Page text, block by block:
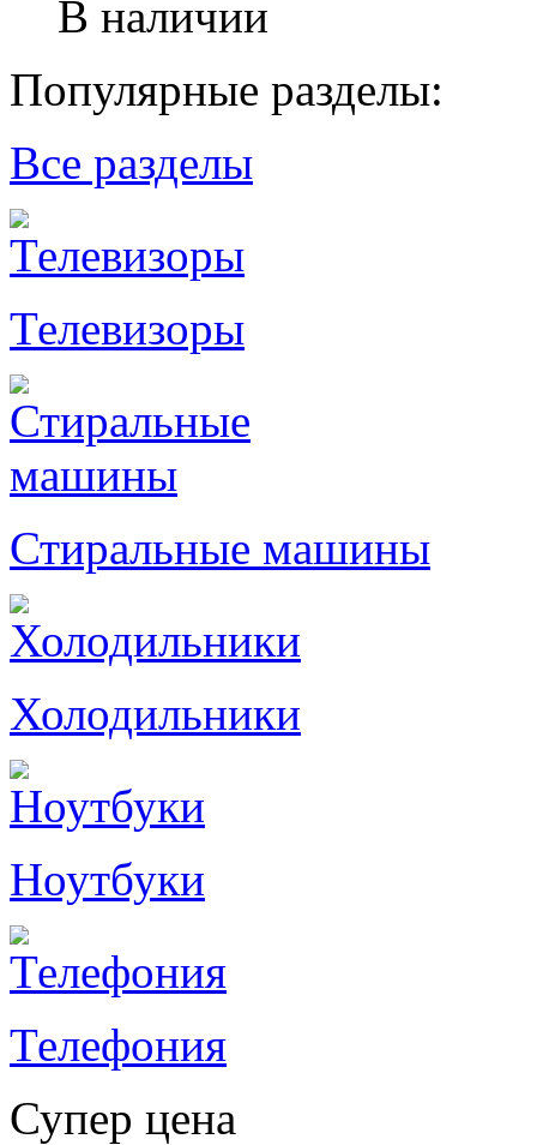
В наличии
Популярные разделы:
Все разделы
Телевизоры
Стиральные машины
Холодильники
Ноутбуки
Телефония
Супер цена